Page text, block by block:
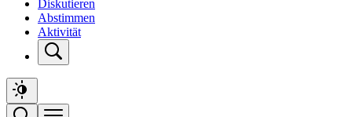
Diskutieren
Abstimmen
Aktivität